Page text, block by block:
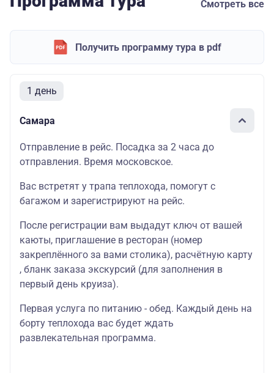
Смотреть все
Получить программу тура в pdf
1 день
Самара
Отправление в рейс. Посадка за 2 часа до
отправления. Время московское.
Вас встретят у трапа теплохода, помогут с
багажом и зарегистрируют на рейс.
После регистрации вам выдадут ключ от вашей
каюты, приглашение в ресторан (номер
закреплённого за вами столика), расчётную карту
, бланк заказа экскурсий (для заполнения в
первый день круиза).
Первая услуга по питанию - обед. Каждый день на
борту теплохода вас будет ждать
развлекательная программа.